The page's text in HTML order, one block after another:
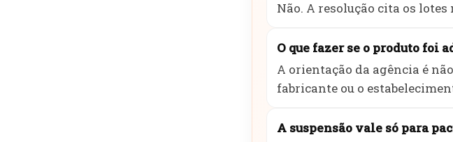
Não. A resolução cita os
O que fazer se o produto foi
A orientação da agência é
fabricante ou o
A suspensão vale só para